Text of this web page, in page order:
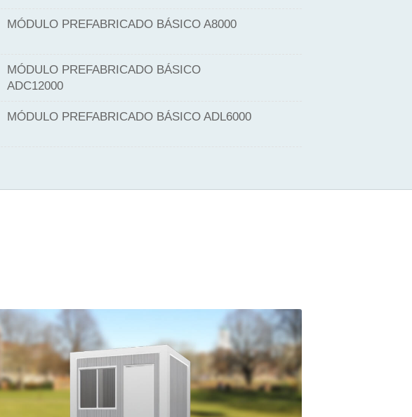
MÓDULO PREFABRICADO BÁSICO A8000
MÓDULO PREFABRICADO BÁSICO
ADC12000
MÓDULO PREFABRICADO BÁSICO ADL6000